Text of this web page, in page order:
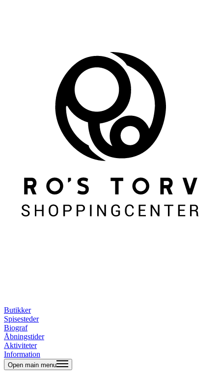
Butikker
Spisesteder
Biograf
Åbningstider
Aktiviteter
Information
Open main menu